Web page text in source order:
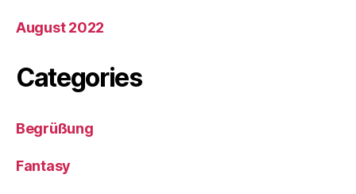
August 2022
Categories
Begrüßung
Fantasy